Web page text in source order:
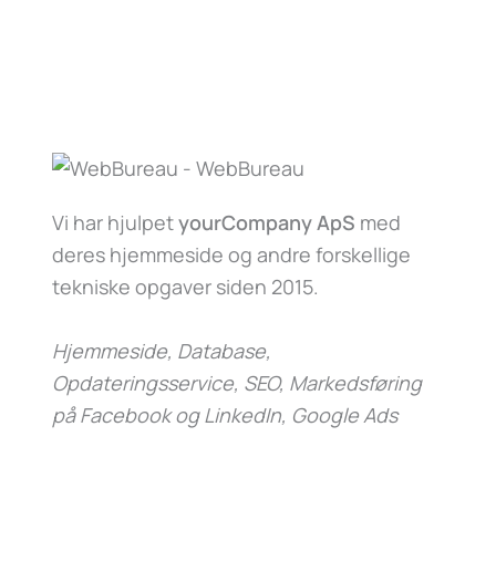
Vi har hjulpetyourCompany ApS med
deres hjemmeside og andre forskellige
tekniske opgaver siden 2015.
Hjemmeside, Database,
Opdateringsservice, SEO, Markedsføring
på Facebook og LinkedIn, Google Ads